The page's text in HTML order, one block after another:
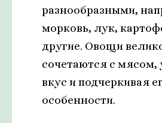
разнообразными,
морковь, лук,
другие. Овощи
сочетаются с мясом,
вкус и подчеркивая
особенности.